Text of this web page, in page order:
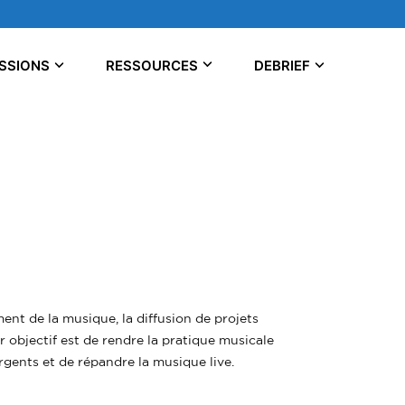
RESSOURCES DEBRIEF
de la musique, la diffusion de projets
objectif est de rendre la pratique musicale
et de répandre la musique live.